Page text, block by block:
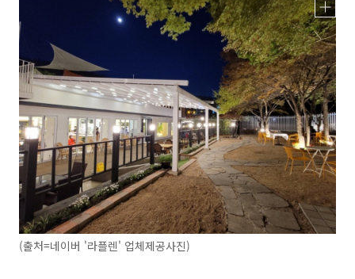
(출처=네이버 '라플렌' 업체제공사진)